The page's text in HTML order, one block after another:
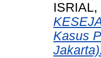
Kasus
Jakarta).